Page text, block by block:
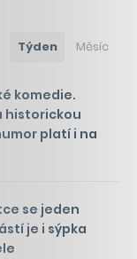
Týden Měsíc
komedie.
historickou
platí i na
se jeden
je i sýpka